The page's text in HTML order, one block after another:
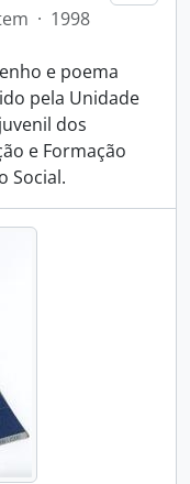
· 1998
e poema
pela Unidade
dos
e Formação
Social.